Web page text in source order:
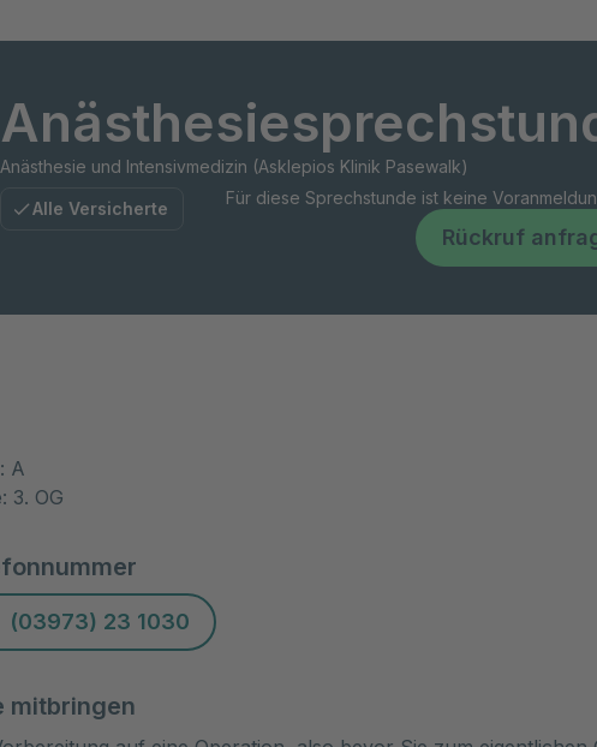
Anästhesie und Intensivmedizin (Asklepios Klinik Pasewalk)
Alle Versicherte
Für diese Sprechstunde ist keine
Rückruf
A
3. OG
(03973) 23 1030
mitbringen